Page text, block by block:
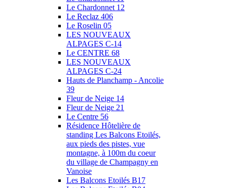
Le Chardonnet 12
Le Reclaz 406
Le Roselin 05
LES NOUVEAUX
ALPAGES C-14
Le CENTRE 68
LES NOUVEAUX
ALPAGES C-24
Hauts de Planchamp - Ancolie
39
Fleur de Neige 14
Fleur de Neige 21
Le Centre 56
Résidence Hôtelière de
standing Les Balcons Etoilés,
aux pieds des pistes, vue
montagne, à 100m du coeur
du village de Champagny en
Vanoise
Les Balcons Etoilés B17